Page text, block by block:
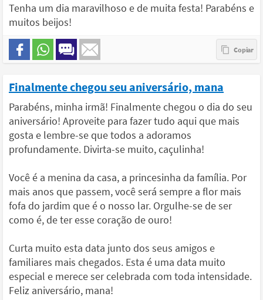
Tenha um dia maravilhoso e de muita festa! Parabéns e
muitos beijos!
Finalmente chegou seu aniversário, mana
Parabéns, minha irmã! Finalmente chegou o dia do seu
aniversário! Aproveite para fazer tudo aqui que mais
gosta e lembre-se que todos a adoramos
profundamente. Divirta-se muito, caçulinha!
Você é a menina da casa, a princesinha da família. Por
mais anos que passem, você será sempre a flor mais
fofa do jardim que é o nosso lar. Orgulhe-se de ser
como é, de ter esse coração de ouro!
Curta muito esta data junto dos seus amigos e
familiares mais chegados. Esta é uma data muito
especial e merece ser celebrada com toda intensidade.
Feliz aniversário, mana!